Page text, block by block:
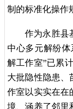
制的标准化操作
作为永胜县
中心多元解纷
解工作室”已累
大批隐性隐患、
作室以实实在在
境、涵养了邻里